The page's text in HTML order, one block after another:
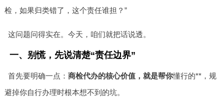
检，如果归类错了，这个责任谁担？”
这问题问得实在。今天，咱们就把话说透。
一、别慌，先说清楚“责任边界”
首先要明确一点：商检代办的核心价值，就是帮你懂行的**，规
避掉你自行办理时根本想不到的坑。